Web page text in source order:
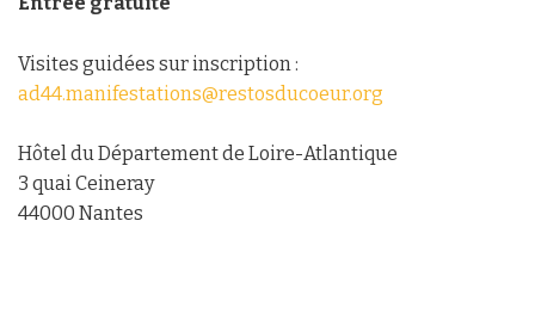
Visites guidées sur inscription :
ad44.manifestations@restosducoeur.org
Hôtel du Département de Loire-Atlantique
3 quai Ceineray
44000 Nantes